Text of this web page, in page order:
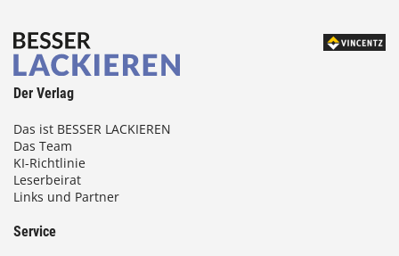
Der Verlag
Das ist BESSER LACKIEREN
Das Team
KI-Richtlinie
Leserbeirat
Links und Partner
Service